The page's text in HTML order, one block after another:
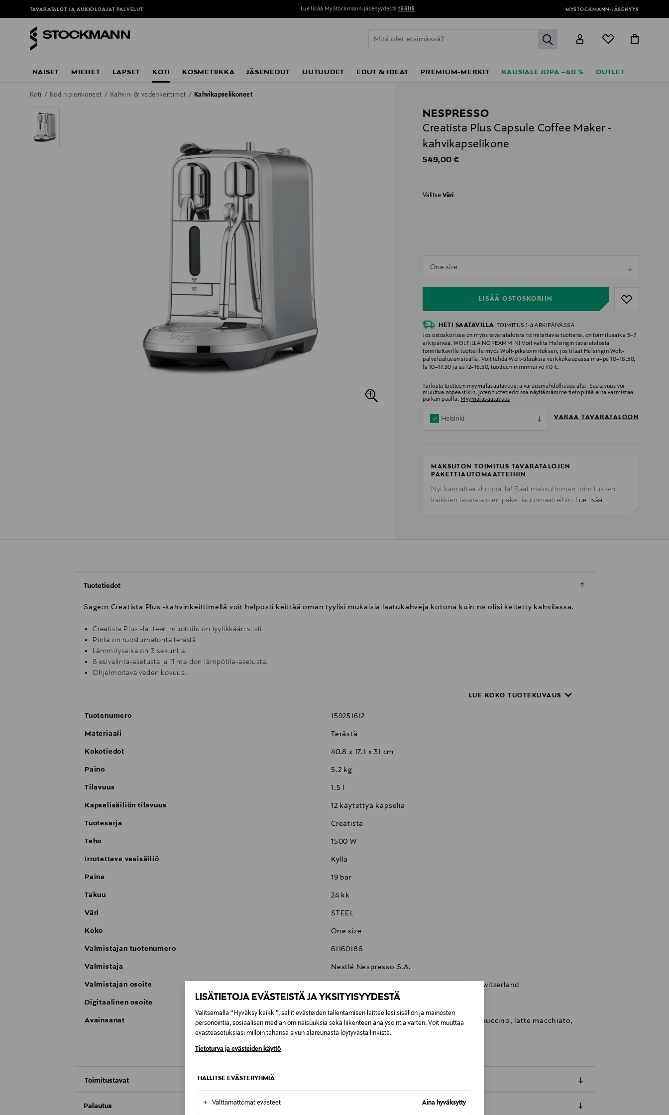
LISÄTIETOJA EVÄSTEISTÄ JA YKSITYISYYDESTÄ
Valitsemalla “Hyväksy kaikki”, sallit evästeiden tallentamisen laitteellesi sisällön ja mainosten
personointia, sosiaalisen median ominaisuuksia sekä liikenteen analysointia varten. Voit muuttaa
evästeasetuksiasi milloin tahansa sivun alareunasta löytyvästä linkistä.
Tietoturva ja evästeiden käyttö
HALLITSE EVÄSTERYHMIÄ
+ Välttämättömät evästeet Aina hyväksytty
TAVARATALOT JA AUKIOLOAJAT PALVELUT Lue lisää MyStockmann-jäsenyydestä täältä MYSTOCKMANN-JÄSENYYS
label.header.go
NAISET MIEHET LAPSET KOTI KOSMETIIKKA JÄSENEDUT UUTUUDET EDUT & IDEAT PREMIUM-MERKIT KAUSIALE JOPA –40 % OUTLET
Koti Kodin pienkoneet Kahvin- & vedenkeittimet Kahvikapselikoneet
NESPRESSO
Creatista Plus Capsule Coffee Maker -
kahvikapselikone
Original Price
549,00 €
ValitseVäri
One size
LISÄÄ OSTOSKORIIN
null
HETI SAATAVILLA
TOIMITUS 1-4 ARKIPÄIVÄSSÄ
Jos ostoskorissa on myös tavarataloista toimitettavia tuotteita, on toimitusaika 3–7
arkipäivää. WOLTILLA NOPEAMMIN! Voit valita Helsingin tavaratalosta
toimitettaville tuotteille myös Wolt-pikatoimituksen, jos tilaat Helsingin Wolt-
palvelualueen sisällä. Voit tehdä Wolt-tilauksia verkkokaupassa ma–pe 10–18.30,
la 10–17.30 ja su 12–16.30, tuotteen minimiarvo 40 €.
Tarkista tuotteen myymäläsaatavuus ja varausmahdollisuus alta. Saatavuus voi
muuttua nopeastikin, joten tuotetiedoissa näyttämämme tieto pitää aina varmistaa
paikan päällä. Myymäläsaatavuus
Helsinki VARAA TAVARATALOON
MAKSUTON TOIMITUS TAVARATALOJEN
PAKETTIAUTOMAATTEIHIN
Nyt kannattaa shoppailla! Saat maksuttoman toimituksen
kaikkien tavaratalojen pakettiautomaatteihin. Lue lisää
Tuotetiedot
Sage:n Creatista Plus -kahvinkeittimellä voit helposti keittää oman tyylisi mukaisia laatukahveja kotona kuin ne olisi keitetty kahvilassa.
Creatista Plus -laitteen muotoilu on tyylikkään siisti.
Pinta on ruostumatonta terästä.
Lämmitysaika on 3 sekuntia.
8 esivalinta-asetusta ja 11 maidon lämpötila-asetusta.
Ohjelmoitava veden kovuus.
Täysautomaattisella höyrysuuttimella voidaan nyt luoda kotona täydellisesti teksturoitua maitoa halutussa lämpötilassa, joka on välttämätön
lattetaiteen luomiseen.
Automaattinen höyrysuutin puhdistaa itse itsensä, varmistaen laitteen vähäisen puhdistustarpeen ja lisäten aikaa suosikkikahvin nauttimiseen.
LUE KOKO TUOTEKUVAUS
Tuotenumero 159251612
Materiaali Terästä
Kokotiedot 40.8 x 17.1 x 31 cm
Paino 5.2 kg
Tilavuus 1.5 l
Kapselisäiliön tilavuus 12 käytettyä kapselia
Tuotesarja Creatista
Teho 1500 W
Irrotettava vesisäiliö Kyllä
Paine 19 bar
Takuu 24 kk
Väri STEEL
Koko One size
Valmistajan tuotenumero 61160186
Valmistaja Nestlé Nespresso S.A.
Valmistajan osoite Avenue de Rhodanie 40, 1007 Lausanne, Switzerland
Digitaalinen osoite
Avainsanat
Ristretto, espresso, lungo, caffe latte, cappuccino, latte macchiato,
kahvinkeitin
Toimitustavat
Palautus